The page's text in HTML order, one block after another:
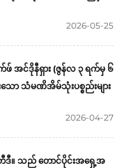
2026-05-25
အင်ဒိုနီရှား (ဇွန်လ ၃ ရက်မှ ၆
ော သံမဏိအိမ်သုံးပစ္စည်းများ
2026-04-27
တီဒီ။ သည် တောင်ပိုင်းအရှေ့အ